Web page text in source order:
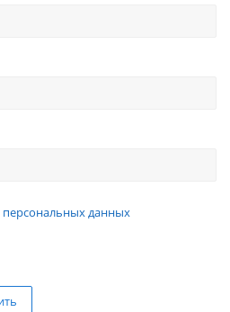
персональных данных